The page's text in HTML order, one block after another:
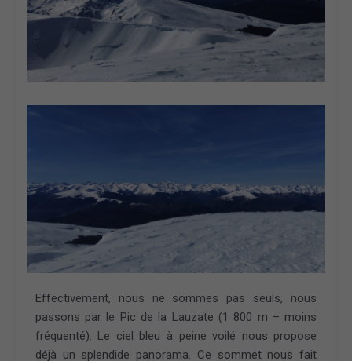
Effectivement, nous ne sommes pas seuls, nous
passons par le Pic de la Lauzate (1 800 m – moins
fréquenté). Le ciel bleu à peine voilé nous propose
déjà un splendide panorama. Ce sommet nous fait